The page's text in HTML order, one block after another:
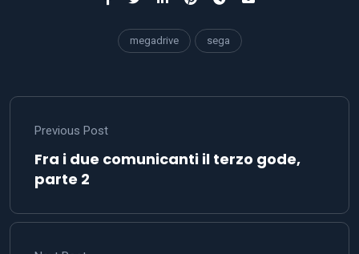
megadrive sega
Previous Post
Fra i due comunicanti il terzo gode,
parte 2